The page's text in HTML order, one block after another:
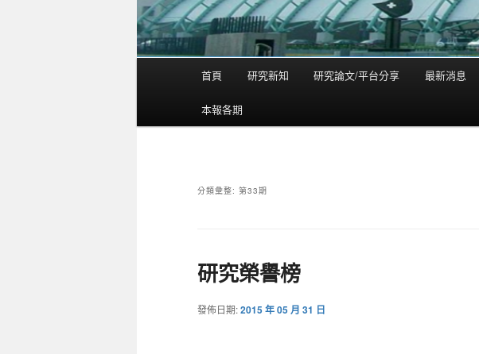
選
首頁 研究新知 研究論文/平台分享 最新消息
本報各期
分類彙整: 第33期
研究榮譽榜
發佈日期:2015 年 05 月 31 日